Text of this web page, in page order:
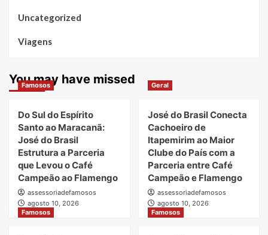
Uncategorized
Viagens
You may have missed
Famosos
Do Sul do Espírito
Santo ao Maracanã:
José do Brasil
Estrutura a Parceria
que Levou o Café
Campeão ao Flamengo
assessoriadefamosos
agosto 10, 2026
Geral
José do Brasil Conecta
Cachoeiro de
Itapemirim ao Maior
Clube do País com a
Parceria entre Café
Campeão e Flamengo
assessoriadefamosos
agosto 10, 2026
Famosos
Famosos